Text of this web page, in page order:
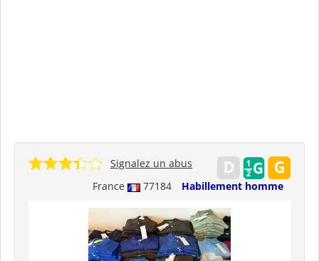
France 77184 Habillement homme
Signalez un abus